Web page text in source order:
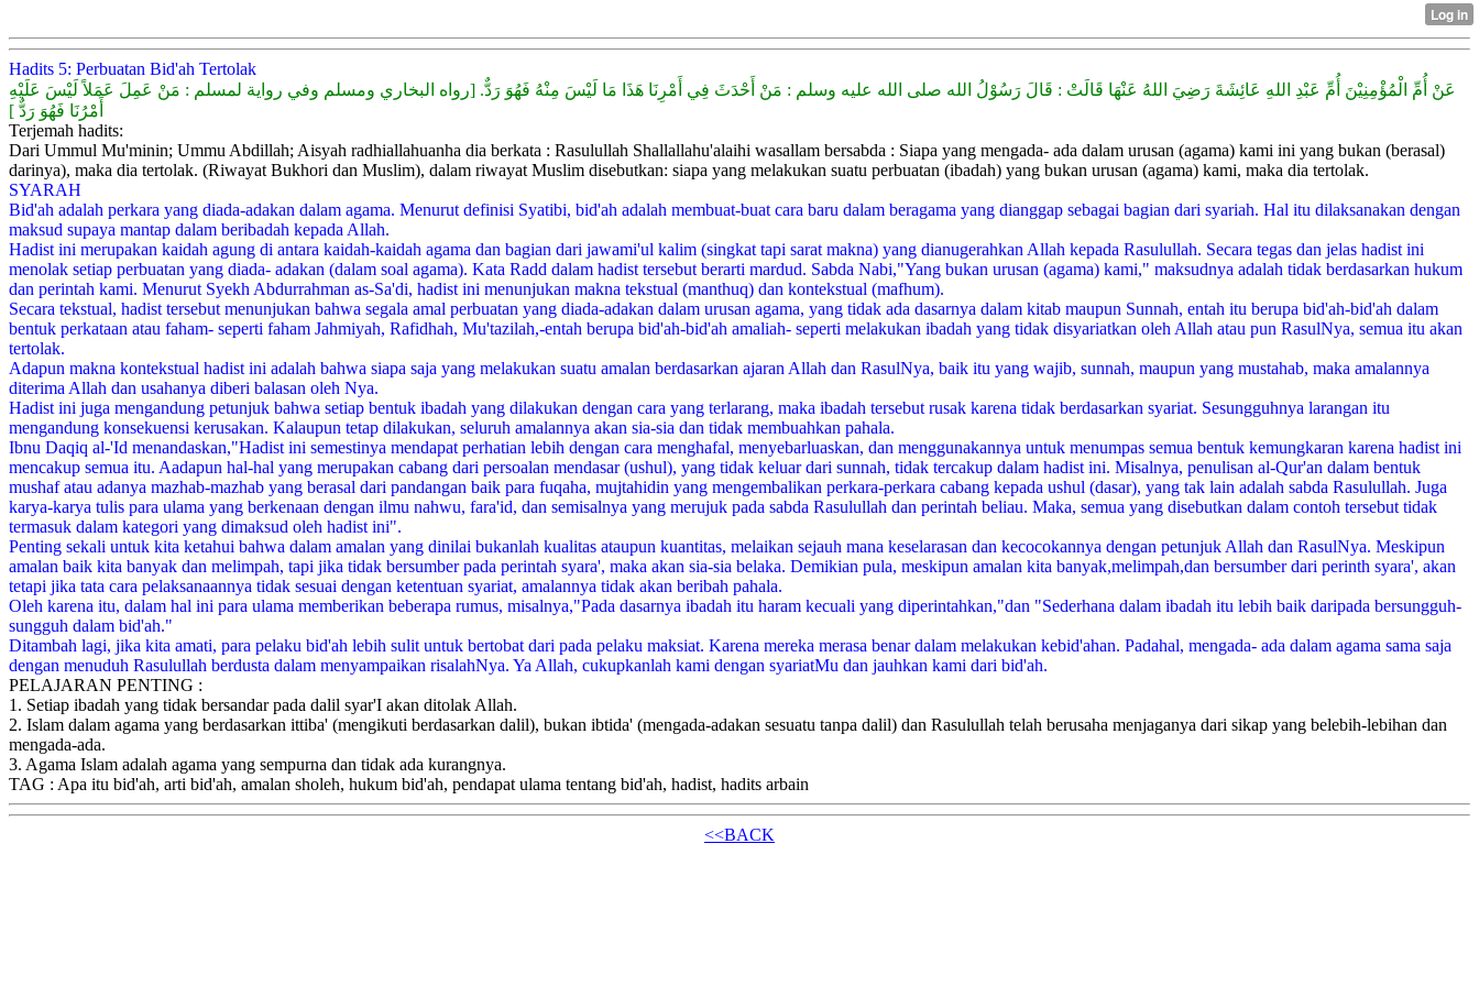
Hadits 5: Perbuatan Bid'ah Tertolak
عَنْ أُمِّ الْمُؤْمِنِيْنَ أُمِّ عَبْدِ اللهِ عَائِشَةَ رَضِيَ اللهُ عَنْهَا قَالَتْ : قَالَ رَسُوْلُ الله صلى الله عليه وسلم : مَنْ أَحْدَثَ فِي أَمْرِنَا هَذَا مَا لَيْسَ مِنْهُ فَهُوَ رَدٌّ. [رواه البخاري ومسلم وفي رواية لمسلم : مَنْ عَمِلَ عَمَلاً لَيْسَ عَلَيْهِ
أَمْرُنَا فَهُوَ رَدٌّ ]
Terjemah hadits:
Dari Ummul Mu'minin; Ummu Abdillah; Aisyah radhiallahuanha dia berkata : Rasulullah Shallallahu'alaihi wasallam bersabda : Siapa yang mengada- ada dalam urusan (agama) kami ini yang bukan (berasal)
darinya), maka dia tertolak. (Riwayat Bukhori dan Muslim), dalam riwayat Muslim disebutkan: siapa yang melakukan suatu perbuatan (ibadah) yang bukan urusan (agama) kami, maka dia tertolak.
SYARAH
Bid'ah adalah perkara yang diada-adakan dalam agama. Menurut definisi Syatibi, bid'ah adalah membuat-buat cara baru dalam beragama yang dianggap sebagai bagian dari syariah. Hal itu dilaksanakan dengan
maksud supaya mantap dalam beribadah kepada Allah.
Hadist ini merupakan kaidah agung di antara kaidah-kaidah agama dan bagian dari jawami'ul kalim (singkat tapi sarat makna) yang dianugerahkan Allah kepada Rasulullah. Secara tegas dan jelas hadist ini
menolak setiap perbuatan yang diada- adakan (dalam soal agama). Kata Radd dalam hadist tersebut berarti mardud. Sabda Nabi,"Yang bukan urusan (agama) kami," maksudnya adalah tidak berdasarkan hukum
dan perintah kami. Menurut Syekh Abdurrahman as-Sa'di, hadist ini menunjukan makna tekstual (manthuq) dan kontekstual (mafhum).
Secara tekstual, hadist tersebut menunjukan bahwa segala amal perbuatan yang diada-adakan dalam urusan agama, yang tidak ada dasarnya dalam kitab maupun Sunnah, entah itu berupa bid'ah-bid'ah dalam
bentuk perkataan atau faham- seperti faham Jahmiyah, Rafidhah, Mu'tazilah,-entah berupa bid'ah-bid'ah amaliah- seperti melakukan ibadah yang tidak disyariatkan oleh Allah atau pun RasulNya, semua itu akan
tertolak.
Adapun makna kontekstual hadist ini adalah bahwa siapa saja yang melakukan suatu amalan berdasarkan ajaran Allah dan RasulNya, baik itu yang wajib, sunnah, maupun yang mustahab, maka amalannya
diterima Allah dan usahanya diberi balasan oleh Nya.
Hadist ini juga mengandung petunjuk bahwa setiap bentuk ibadah yang dilakukan dengan cara yang terlarang, maka ibadah tersebut rusak karena tidak berdasarkan syariat. Sesungguhnya larangan itu
mengandung konsekuensi kerusakan. Kalaupun tetap dilakukan, seluruh amalannya akan sia-sia dan tidak membuahkan pahala.
Ibnu Daqiq al-'Id menandaskan,"Hadist ini semestinya mendapat perhatian lebih dengan cara menghafal, menyebarluaskan, dan menggunakannya untuk menumpas semua bentuk kemungkaran karena hadist ini
mencakup semua itu. Aadapun hal-hal yang merupakan cabang dari persoalan mendasar (ushul), yang tidak keluar dari sunnah, tidak tercakup dalam hadist ini. Misalnya, penulisan al-Qur'an dalam bentuk
mushaf atau adanya mazhab-mazhab yang berasal dari pandangan baik para fuqaha, mujtahidin yang mengembalikan perkara-perkara cabang kepada ushul (dasar), yang tak lain adalah sabda Rasulullah. Juga
karya-karya tulis para ulama yang berkenaan dengan ilmu nahwu, fara'id, dan semisalnya yang merujuk pada sabda Rasulullah dan perintah beliau. Maka, semua yang disebutkan dalam contoh tersebut tidak
termasuk dalam kategori yang dimaksud oleh hadist ini".
Penting sekali untuk kita ketahui bahwa dalam amalan yang dinilai bukanlah kualitas ataupun kuantitas, melaikan sejauh mana keselarasan dan kecocokannya dengan petunjuk Allah dan RasulNya. Meskipun
amalan baik kita banyak dan melimpah, tapi jika tidak bersumber pada perintah syara', maka akan sia-sia belaka. Demikian pula, meskipun amalan kita banyak,melimpah,dan bersumber dari perinth syara', akan
tetapi jika tata cara pelaksanaannya tidak sesuai dengan ketentuan syariat, amalannya tidak akan beribah pahala.
Oleh karena itu, dalam hal ini para ulama memberikan beberapa rumus, misalnya,"Pada dasarnya ibadah itu haram kecuali yang diperintahkan,"dan "Sederhana dalam ibadah itu lebih baik daripada bersungguh-
sungguh dalam bid'ah."
Ditambah lagi, jika kita amati, para pelaku bid'ah lebih sulit untuk bertobat dari pada pelaku maksiat. Karena mereka merasa benar dalam melakukan kebid'ahan. Padahal, mengada- ada dalam agama sama saja
dengan menuduh Rasulullah berdusta dalam menyampaikan risalahNya. Ya Allah, cukupkanlah kami dengan syariatMu dan jauhkan kami dari bid'ah.
PELAJARAN PENTING :
1. Setiap ibadah yang tidak bersandar pada dalil syar'I akan ditolak Allah.
2. Islam dalam agama yang berdasarkan ittiba' (mengikuti berdasarkan dalil), bukan ibtida' (mengada-adakan sesuatu tanpa dalil) dan Rasulullah telah berusaha menjaganya dari sikap yang belebih-lebihan dan
mengada-ada.
3. Agama Islam adalah agama yang sempurna dan tidak ada kurangnya.
TAG : Apa itu bid'ah, arti bid'ah, amalan sholeh, hukum bid'ah, pendapat ulama tentang bid'ah, hadist, hadits arbain
<<BACK